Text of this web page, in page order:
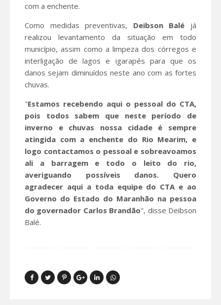
com a enchente.
Como medidas preventivas, Deibson Balé já
realizou levantamento da situação em todo
município, assim como a limpeza dos córregos e
interligação de lagos e igarapés para que os
danos sejam diminuídos neste ano com as fortes
chuvas.
"Estamos recebendo aqui o pessoal do CTA,
pois todos sabem que neste período de
inverno e chuvas nossa cidade é sempre
atingida com a enchente do Rio Mearim, e
logo contactamos o pessoal e sobreavoamos
ali a barragem e todo o leito do rio,
averiguando possíveis danos. Quero
agradecer aqui a toda equipe do CTA e ao
Governo do Estado do Maranhão na pessoa
do governador Carlos Brandão", disse Deibson
Balé.